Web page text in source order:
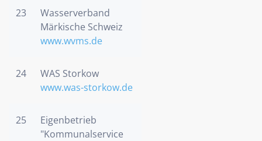
23
Wasserverband
Märkische Schweiz
www.wvms.de
24
WAS Storkow
www.was-storkow.de
25
Eigenbetrieb
"Kommunalservice